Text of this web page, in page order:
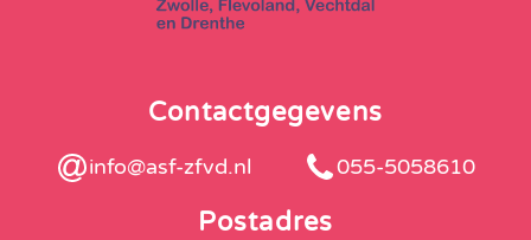
Contactgegevens
info@asf-zfvd.nl 055-5058610
Postadres